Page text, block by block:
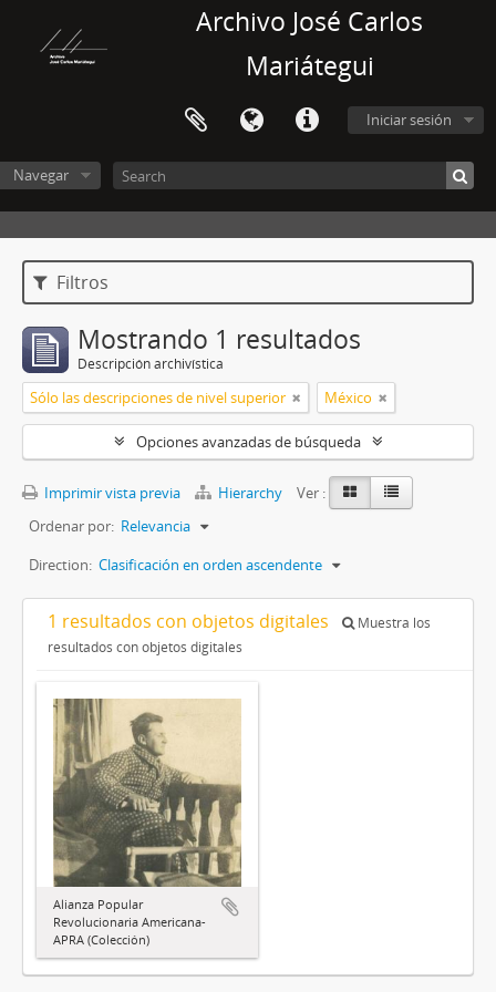
Archivo José Carlos
Mariátegui
Iniciar sesión
Navegar
Filtros
Mostrando 1 resultados
Descripción archivística
Sólo las descripciones de nivel superior México
Opciones avanzadas de búsqueda
Imprimir vista previa Hierarchy
Ver :
Ordenar por: Relevancia
Direction: Clasificación en orden ascendente
1 resultados con objetos digitales
Muestra los
resultados con objetos digitales
Alianza Popular
Revolucionaria Americana-
APRA (Colección)